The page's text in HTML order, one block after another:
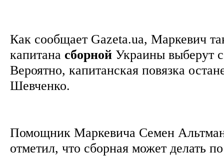
Как сообщает Gazeta.ua, Маркевич
капитана сборной Украины выберут
Вероятно, капитанская повязка
Шевченко.
Помощник Маркевича Семен
отметил, что сборная может делать